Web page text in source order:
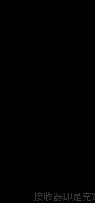
接收器即是充